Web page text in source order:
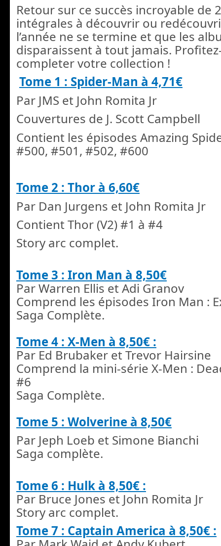
Retour sur ce succès incroyable de
intégrales à découvrir ou
l’année ne se termine et que les
disparaissent à tout jamais.
completer votre collection !
Tome 1 : Spider-Man à 4,71€
Par JMS et John Romita Jr
Couvertures de J. Scott Campbell
Contient les épisodes Amazing
#500, #501, #502, #600
Tome 2 : Thor à 6,60€
Par Dan Jurgens et John Romita Jr
Contient Thor (V2) #1 à #4
Story arc complet.
Tome 3 : Iron Man à 8,50€
Par Warren Ellis et Adi Granov
Comprend les épisodes Iron Man :
Saga Complète.
Tome 4 : X-Men à 8,50€ :
Par Ed Brubaker et Trevor Hairsine
Comprend la mini-série X-Men :
#6
Saga Complète.
Tome 5 : Wolverine à 8,50€
Par Jeph Loeb et Simone Bianchi
Saga complète.
Tome 6 : Hulk à 8,50€ :
Par Bruce Jones et John Romita Jr
Story arc complet.
Tome 7 : Captain America à 8,50€ :